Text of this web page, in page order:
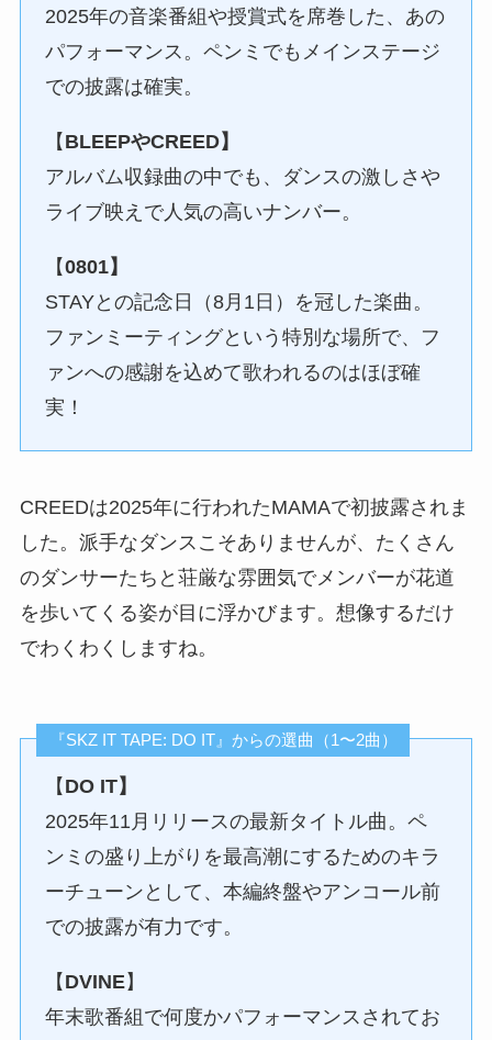
2025年の音楽番組や授賞式を席巻した、あの
パフォーマンス。ペンミでもメインステージ
での披露は確実。
【 BLEEPやCREED】
アルバム収録曲の中でも、ダンスの激しさや
ライブ映えで人気の高いナンバー。
【0801】
STAYとの記念日（8月1日）を冠した楽曲。
ファンミーティングという特別な場所で、フ
ァンへの感謝を込めて歌われるのはほぼ確
実！
CREEDは2025年に行われたMAMAで初披露されま
した。派手なダンスこそありませんが、たくさん
のダンサーたちと荘厳な雰囲気でメンバーが花道
を歩いてくる姿が目に浮かびます。想像するだけ
でわくわくしますね。
『SKZ IT TAPE: DO IT』からの選曲（1〜2曲）
【 DO IT】
2025年11月リリースの最新タイトル曲。ペ
ンミの盛り上がりを最高潮にするためのキラ
ーチューンとして、本編終盤やアンコール前
での披露が有力です。
【 DVINE】
年末歌番組で何度かパフォーマンスされてお